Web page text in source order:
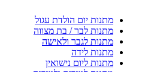
מתנות יום הולדת עגול
מתנות לבר / בת מצווה
מתנות לגבר ולאישה
מתנות לידה
מתנות ליום נישואין